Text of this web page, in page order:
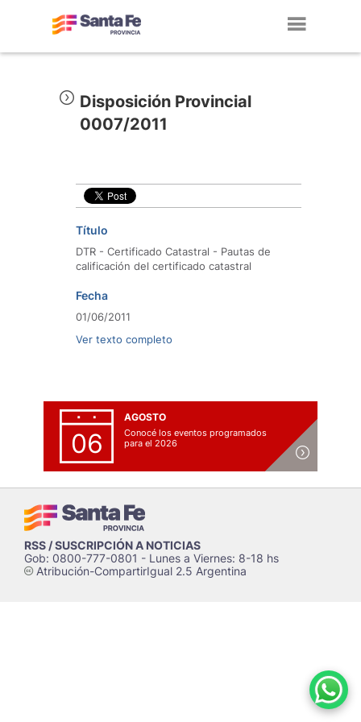
Disposición Provincial
0007/2011
Título
DTR - Certificado Catastral - Pautas de
calificación del certificado catastral
Fecha
01/06/2011
Ver texto completo
06
AGOSTO
Conocé los eventos programados
para el 2026
RSS / SUSCRIPCIÓN A NOTICIAS
Gob: 0800-777-0801 - Lunes a Viernes: 8-18 hs
cAtribución-CompartirIgual 2.5 Argentina